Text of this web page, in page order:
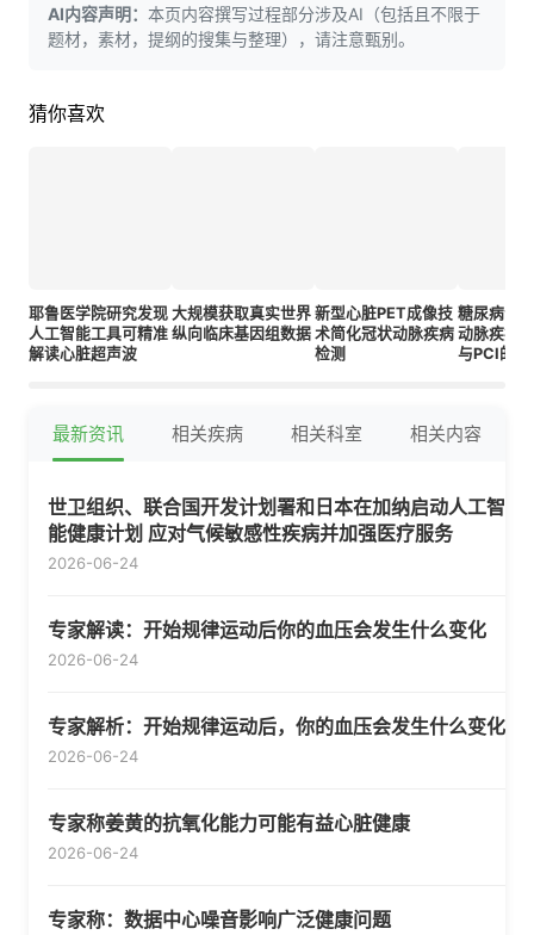
AI内容声明： 本页内容撰写过程部分涉及AI（包括且不限于
题材，素材，提纲的搜集与整理），请注意甄别。
猜你喜欢
耶鲁医学院研究发现
人工智能工具可精准
解读心脏超声波
大规模获取真实世界
纵向临床基因组数据
新型心脏PET成像技
术简化冠状动脉疾病
检测
糖尿病合
动脉疾病
与PCI的
最新资讯 相关疾病 相关科室 相关内容
世卫组织、联合国开发计划署和日本在加纳启动人工智
能健康计划 应对气候敏感性疾病并加强医疗服务
2026-06-24
专家解读：开始规律运动后你的血压会发生什么变化
2026-06-24
专家解析：开始规律运动后，你的血压会发生什么变化
2026-06-24
专家称姜黄的抗氧化能力可能有益心脏健康
2026-06-24
专家称：数据中心噪音影响广泛健康问题